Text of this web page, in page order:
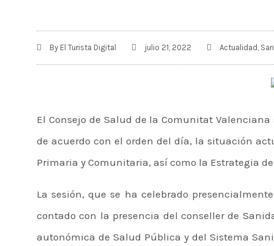
By El Turista Digital julio 21, 2022 Actualidad
El Consejo de Salud de la Comunitat
de acuerdo con el orden del día, la situación
Primaria y Comunitaria, así como la Estrategia
La sesión, que se ha celebrado
contado con la presencia del conseller de
autonómica de Salud Pública y del Sistema